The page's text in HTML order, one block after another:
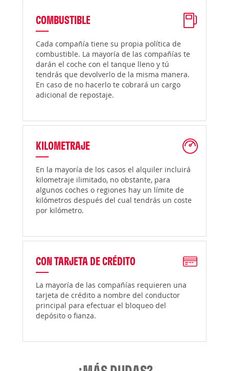
COMBUSTIBLE
Cada compañía tiene su propia política de
combustible. La mayoría de las compañías te
darán el coche con el tanque lleno y tú
tendrás que devolverlo de la misma manera.
En caso de no hacerlo te cobrará un cargo
adicional de repostaje.
KILOMETRAJE
En la mayoría de los casos el alquiler incluirá
kilometraje ilimitado, no obstante, para
algunos coches o regiones hay un límite de
kilómetros después del cual tendrás un coste
por kilómetro.
CON TARJETA DE CRÉDITO
La mayoría de las compañías requieren una
tarjeta de crédito a nombre del conductor
principal para efectuar el bloqueo del
depósito o fianza.